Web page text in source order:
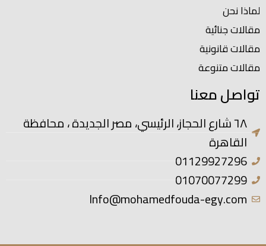
لماذا نحن
مقالات جنائية
مقالات قانونية
مقالات متنوعة
تواصل معنا
٦٨ شارع الحجاز، الرئيسي، مصر الجديدة ، محافظة
القاهرة
01129927296
01070077299
Info@mohamedfouda-egy.com